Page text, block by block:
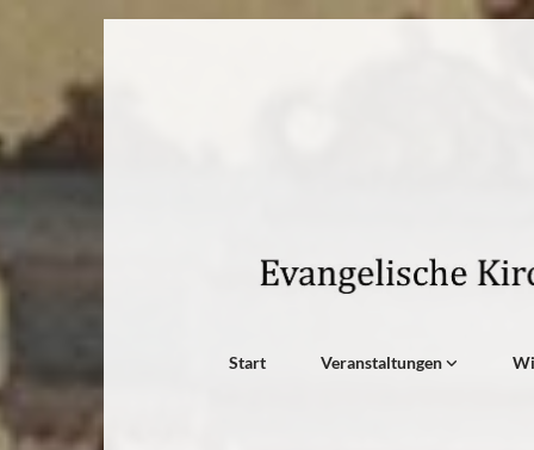
Start Veranstaltungen